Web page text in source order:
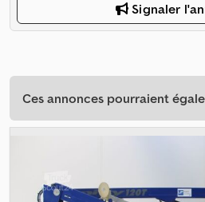
Signaler
Ces annonces pourraient